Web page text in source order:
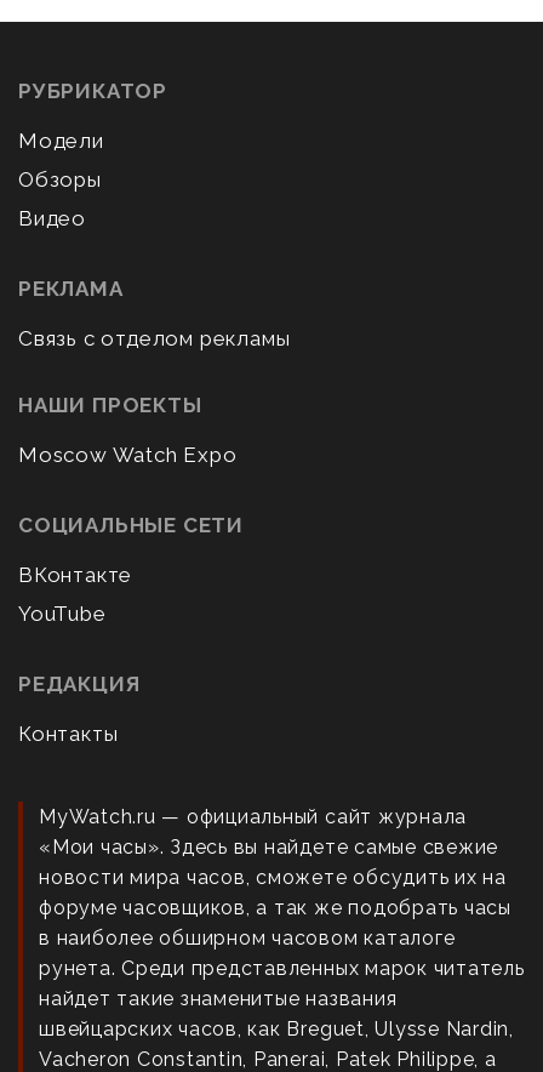
РУБРИКАТОР
Модели
Обзоры
Видео
РЕКЛАМА
Связь с отделом рекламы
НАШИ ПРОЕКТЫ
Moscow Watch Expo
СОЦИАЛЬНЫЕ СЕТИ
ВКонтакте
YouTube
РЕДАКЦИЯ
Контакты
MyWatch.ru — официальный сайт журнала
«Мои часы». Здесь вы найдете самые свежие
новости мира часов, сможете обсудить их на
форуме часовщиков, а так же подобрать часы
в наиболее обширном часовом каталоге
рунета. Среди представленных марок читатель
найдет такие знаменитые названия
швейцарских часов, как Breguet, Ulysse Nardin,
Vacheron Constantin, Panerai, Patek Philippe, а